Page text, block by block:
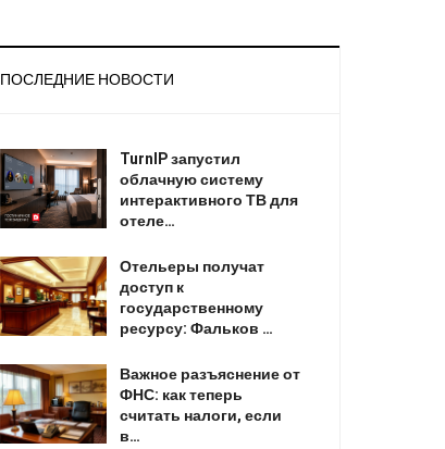
ПОСЛЕДНИЕ НОВОСТИ
TurnIP запустил
облачную систему
интерактивного ТВ для
отеле…
Отельеры получат
доступ к
государственному
ресурсу: Фальков …
Важное разъяснение от
ФНС: как теперь
считать налоги, если
в…